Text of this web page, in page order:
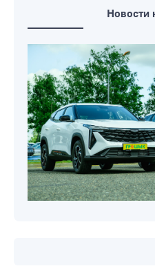
призвать
Новости